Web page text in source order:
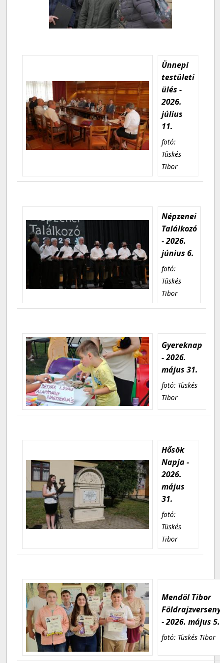
Ünnepi
testületi
ülés -
2026.
július
11.
fotó:
Tüskés
Tibor
Népzenei
Találkozó
- 2026.
június 6.
fotó:
Tüskés
Tibor
Gyereknap
- 2026.
május 31.
fotó: Tüskés
Tibor
Hősök
Napja -
2026.
május
31.
fotó:
Tüskés
Tibor
Mendöl Tibor
- 2026. május 5.
fotó: Tüskés Tibor